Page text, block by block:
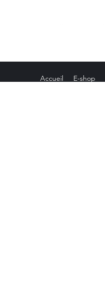
Accueil E-shop